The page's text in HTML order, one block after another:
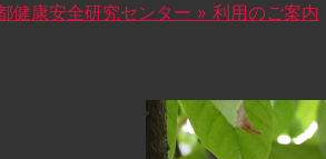
健康安全研究センター » 利用のご案内